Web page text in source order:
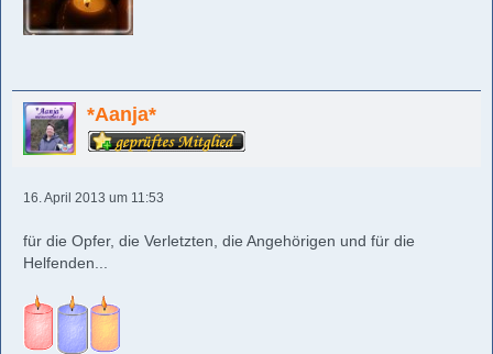
*Aanja*
16. April 2013 um 11:53
für die Opfer, die Verletzten, die Angehörigen und für die
Helfenden...